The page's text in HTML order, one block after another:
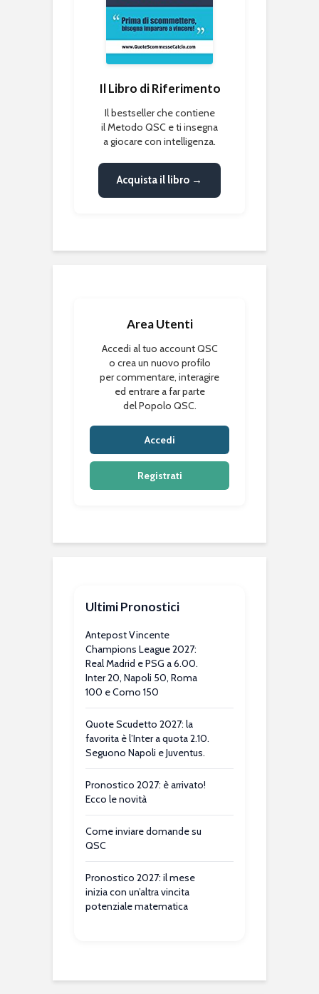
Il Libro di Riferimento
Il bestseller che contiene
il Metodo QSC e ti insegna
a giocare con intelligenza.
Acquista il libro →
Area Utenti
Accedi al tuo account QSC
o crea un nuovo profilo
per commentare, interagire
ed entrare a far parte
del Popolo QSC.
Accedi
Registrati
Ultimi Pronostici
Antepost Vincente
Champions League 2027:
Real Madrid e PSG a 6.00.
Inter 20, Napoli 50, Roma
100 e Como 150
Quote Scudetto 2027: la
favorita è l’Inter a quota 2.10.
Seguono Napoli e Juventus.
Pronostico 2027: è arrivato!
Ecco le novità
Come inviare domande su
QSC
Pronostico 2027: il mese
inizia con un’altra vincita
potenziale matematica